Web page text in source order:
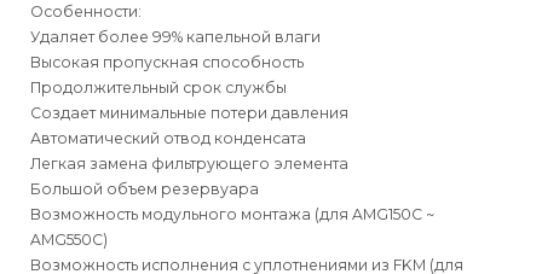
Особенности:
Удаляет более 99% капельной влаги
Высокая пропускная способность
Продолжительный срок службы
Создает минимальные потери давления
Автоматический отвод конденсата
Легкая замена фильтрующего элемента
Большой объем резервуара
Возможность модульного монтажа (для AMG150С ~
AMG550C)
Возможность исполнения с уплотнениями из FKM (для